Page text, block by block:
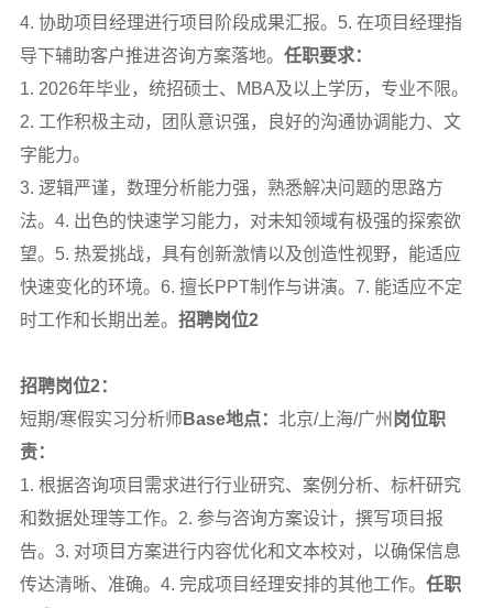
4. 协助项目经理进行项目阶段成果汇报。5. 在项目经理指
导下辅助客户推进咨询方案落地。 任职要求：
1. 2026年毕业，统招硕士、MBA及以上学历，专业不限。
2. 工作积极主动，团队意识强，良好的沟通协调能力、文
字能力。
3. 逻辑严谨，数理分析能力强，熟悉解决问题的思路方
法。4. 出色的快速学习能力，对未知领域有极强的探索欲
望。5. 热爱挑战，具有创新激情以及创造性视野，能适应
快速变化的环境。6. 擅长PPT制作与讲演。7. 能适应不定
时工作和长期出差。 招聘岗位2
招聘岗位2：
短期/寒假实习分析师 Base地点： 北京/上海/广州 岗位职
责：
1. 根据咨询项目需求进行行业研究、案例分析、标杆研究
和数据处理等工作。2. 参与咨询方案设计，撰写项目报
告。3. 对项目方案进行内容优化和文本校对，以确保信息
传达清晰、准确。4. 完成项目经理安排的其他工作。 任职